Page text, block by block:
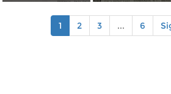
1 2 3 ... 6